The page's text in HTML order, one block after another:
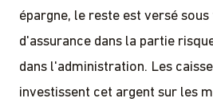
épargne, le reste est versé
d'assurance dans la partie
dans l'administration. Les
investissent cet argent sur les